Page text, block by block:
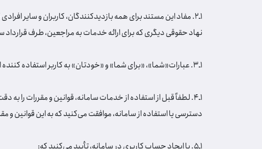
1ـ2. مفاد این مستند برای همه بازدیدکنندگان، کاربران و سایر
نهاد حقوقی دیگری که برای ارائه خدمات به مراجعین، طرف
1ـ3. عبارات«شما»، «برای شما» و «خودتان» به کاربر استفاده کننده از سامانه و خدمات آن اشاره دارد.
1ـ4. لطفاً قبل از استفاده از خدمات سامانه، قوانین و مقررات
دسترسی یا استفاده از سامانه، موافقت می‌کنید که به این قوانین و
1ـ5. با ایجاد حساب کاربری در سامانه، تأیید می‌کنید که: